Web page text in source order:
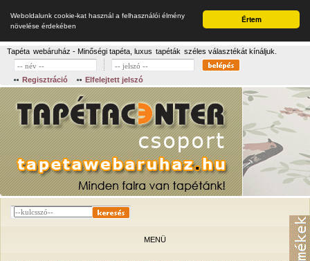
Értem
Weboldalunk cookie-kat használ a felhasználói élmény
növelése érdekében
Tapéta webáruház - Minőségi tapéta, luxus tapéták széles választékát kínáljuk.
Regisztráció Elfelejtett jelszó
MENÜ